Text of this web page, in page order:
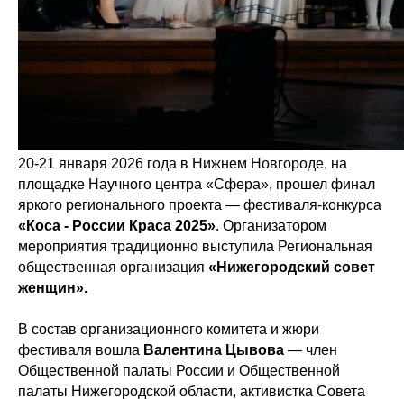
20-21 января 2026 года в Нижнем Новгороде, на
площадке Научного центра «Сфера», прошел финал
яркого регионального проекта — фестиваля-конкурса
«Коса - России Краса 2025». Организатором
мероприятия традиционно выступила Региональная
общественная организация «Нижегородский совет
женщин».
В состав организационного комитета и жюри
фестиваля вошла Валентина Цывова — член
Общественной палаты России и Общественной
палаты Нижегородской области, активистка Совета